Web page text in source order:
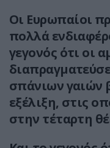
Οι Ευρωπαίοι
πολλά
γεγονός ότι οι
σπάνιων γαιών
εξέλιξη, στις
στην τέταρτη